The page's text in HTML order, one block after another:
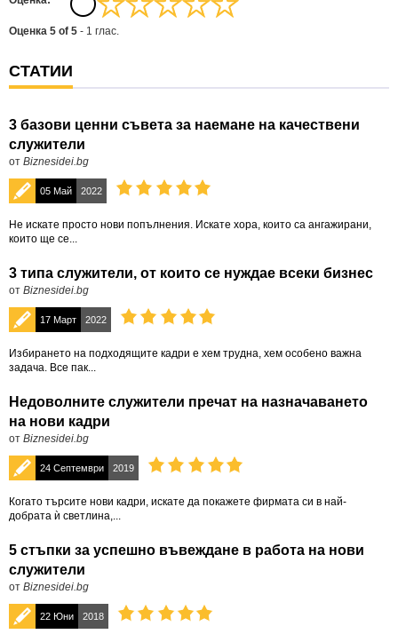
Оценка 5 of 5 - 1 глас.
СТАТИИ
3 базови ценни съвета за наемане на качествени
служители
от Biznesidei.bg
05 Май 2022
Не искате просто нови попълнения. Искате хора, които са ангажирани,
които ще се...
3 типа служители, от които се нуждае всеки бизнес
от Biznesidei.bg
17 Март 2022
Избирането на подходящите кадри е хем трудна, хем особено важна
задача. Все пак...
Недоволните служители пречат на назначаването
на нови кадри
от Biznesidei.bg
24 Септември 2019
Когато търсите нови кадри, искате да покажете фирмата си в най-
добрата ѝ светлина,...
5 стъпки за успешно въвеждане в работа на нови
служители
от Biznesidei.bg
22 Юни 2018